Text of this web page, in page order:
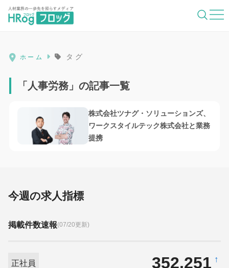
HRog | 人材業界の一歩先を照らすメディ
ホーム タグ
「人事労務」の記事一覧
株式会社ツナグ・ソリューションズ、
ワークスタイルテック株式会社と業務
提携
今週の求人指標
掲載件数速報(07/20更新)
正社員 352,251 ↑